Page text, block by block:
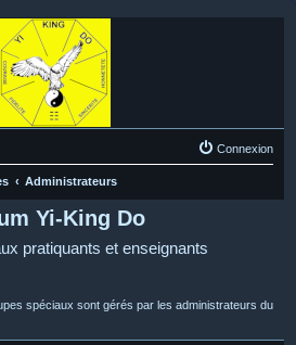
Connexion
Administrateurs
Yi-King Do
pratiquants et enseignants
spéciaux sont gérés par les administrateurs du